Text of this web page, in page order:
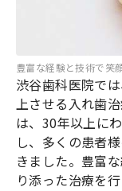
豊富な経験と技術で笑
渋谷歯科医院で
上させる入れ歯
は、30年以上に
し、多くの患者
きました。豊富
り添った治療を行